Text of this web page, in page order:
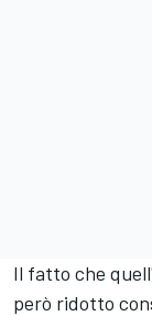
Il fatto che
però ridotto